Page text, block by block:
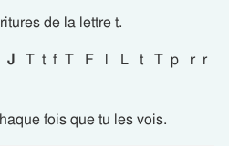
de la lettre t.
JT t f T F l L t T p r r
fois que tu les vois.